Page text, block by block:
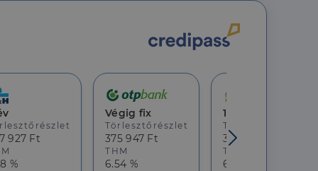
927 Ft
%
Végig fix
Törlesztőrészlet
375 947 Ft
THM
6.54 %
10 év
Törlesztőrészlet
369 482 Ft
THM
6.68 %
és a
való